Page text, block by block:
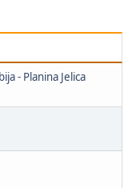
- Planina Jelica